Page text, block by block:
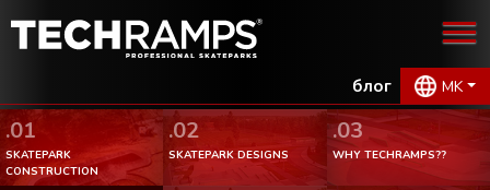
блог MK
.01
SKATEPARK
CONSTRUCTION
.02
SKATEPARK DESIGNS
.03
WHY TECHRAMPS??